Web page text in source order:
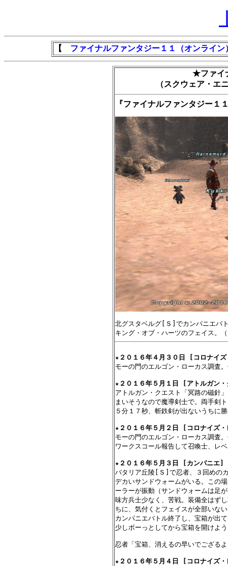
【 ファイナルファンタジー１１（オンライン
★ファイ
（スクウェア・エ
『ファイナルファンタジー１
北グスタベルグ[Ｓ]でカンパニエバ
★ ２０１６年４月３０日 [コロナイ
モーの門のエルゴン・ローカス調査
★ ２０１６年５月１日 [アトルガン
アトルガン・クエスト「冥路の磁針
まいそうなので魔導剣士で。両手剣
５分１７秒、斬鉄剣が出ないうちに
★ ２０１６年５月２日 [コロナイズ
モーの門のエルゴン・ローカス調査
ワークスコール報告して召喚士、レ
★ ２０１６年５月３日 [カンパニ
バタリア丘陵[Ｓ]で忍者、３回めの
デカいサンドウォームがいる。この
ーラーが振動（サンドウォームは足
味方兵士少なく、苦戦。装備全はず
ちに、気付くとフェイスが全部いな
カンパニエバトル終了し、宝箱が出
少しボーっとしてから宝箱を開けよ
忍者「宝箱、消えるの早いでござる
★ ２０１６年５月４日 [コロナイズ